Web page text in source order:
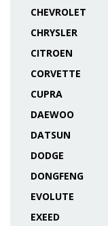
CHEVROLET
CHRYSLER
CITROEN
CORVETTE
CUPRA
DAEWOO
DATSUN
DODGE
DONGFENG
EVOLUTE
EXEED